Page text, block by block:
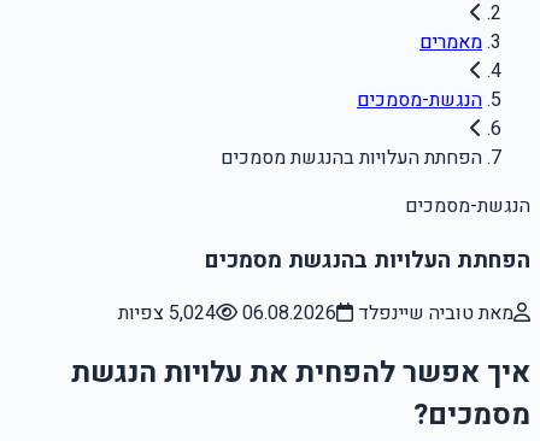
מאמרים
הנגשת-מסמכים
הפחתת העלויות בהנגשת מסמכים
הנגשת-מסמכים
הפחתת העלויות בהנגשת מסמכים
מאת טוביה שיינפלד 06.08.2026 5,024 צפיות
איך אפשר להפחית את עלויות הנגשת
מסמכים?